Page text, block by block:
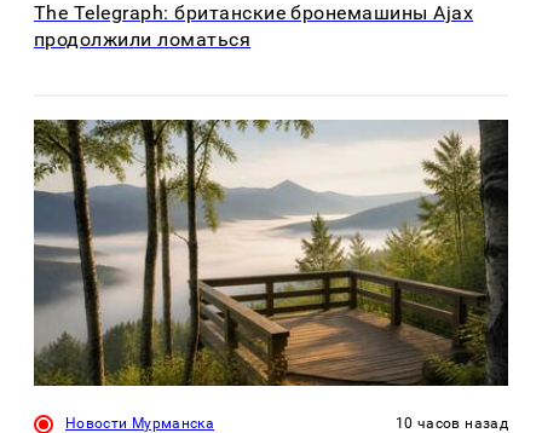
The Telegraph: британские бронемашины Ajax
продолжили ломаться
Новости Мурманска 10 часов назад